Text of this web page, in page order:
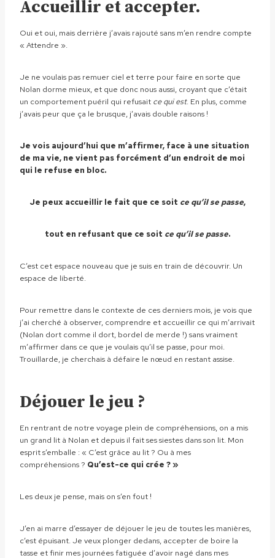
Accueillir et accepter.
Oui et oui, mais derrière j’avais rajouté sans m’en rendre compte
« Attendre ».
Je ne voulais pas remuer ciel et terre pour faire en sorte que
Nolan dorme mieux, et que donc nous aussi, croyant que c’était
un comportement puéril qui refusait ce qui est. En plus, comme
j’avais peur que ça le brusque, j’avais double raisons !
Je vois aujourd’hui que m’affirmer, face à une situation
de ma vie, ne vient pas forcément d’un endroit de moi
qui le refuse en bloc.
Je peux accueillir le fait que ce soit ce qu’il se passe,
tout en refusant que ce soit ce qu’il se passe.
C’est cet espace nouveau que je suis en train de découvrir. Un
espace de liberté.
Pour remettre dans le contexte de ces derniers mois, je vois que
j’ai cherché à observer, comprendre et accueillir ce qui m’arrivait
(Nolan dort comme il dort, bordel de merde !) sans vraiment
m’affirmer dans ce que je voulais qu’il se passe, pour moi.
Trouillarde, je cherchais à défaire le nœud en restant assise.
Déjouer le jeu ?
En rentrant de notre voyage plein de compréhensions, on a mis
un grand lit à Nolan et depuis il fait ses siestes dans son lit. Mon
esprit s’emballe : « C’est grâce au lit ? Ou à mes
compréhensions ? Qu’est-ce qui crée ? »
Les deux je pense, mais on s’en fout !
J’en ai marre d’essayer de déjouer le jeu de toutes les manières,
c’est épuisant. Je veux plonger dedans, accepter de boire la
tasse et finir mes journées fatiguée d’avoir nagé dans mes